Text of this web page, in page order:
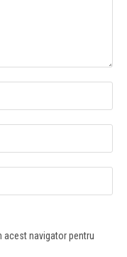
acest navigator pentru